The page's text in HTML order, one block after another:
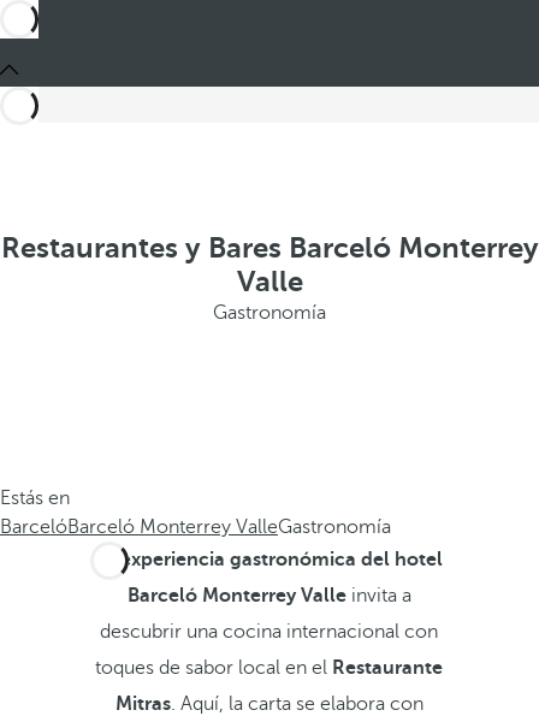
Restaurantes y Bares Barceló Monterrey
Valle
Gastronomía
Estás en
BarcelóBarceló Monterrey ValleGastronomía
experiencia gastronómica del hotel
Barceló Monterrey Valle invita a
descubrir una cocina internacional con
toques de sabor local en el Restaurante
Mitras. Aquí, la carta se elabora con